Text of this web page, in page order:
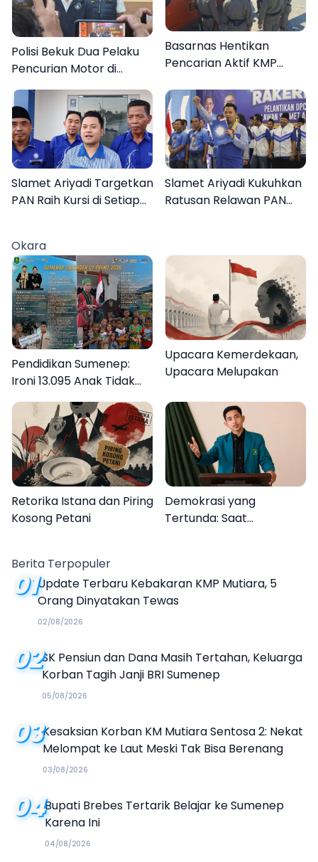
Polisi Bekuk Dua Pelaku
Pencurian Motor di
Bajrasokah Sampang
Basarnas Hentikan
Pencarian Aktif KMP
Orang Masih Hilang
Slamet Ariyadi Targetkan
PAN Raih Kursi di Setiap
Slamet Ariyadi Kukuhkan
Ratusan Relawan PAN
Rakyat
Okara
Pendidikan Sumenep:
Ironi 13.095 Anak Tidak
Sekolah Menyaksikan
Semarak Festival
Kalender Event 2026
Upacara Kemerdekaan,
Upacara Melupakan
Retorika Istana dan Piring
Kosong Petani
Demokrasi yang
Tertunda: Saat
Berita Terpopuler
01Update Terbaru Kebakaran KMP Mutiara, 5
Orang Dinyatakan Tewas
02/08/2026
02SK Pensiun dan Dana Masih Tertahan, Keluarga
Korban Tagih Janji BRI Sumenep
05/08/2026
03Kesaksian Korban KM Mutiara Sentosa 2: Nekat
Melompat ke Laut Meski Tak Bisa Berenang
03/08/2026
04Bupati Brebes Tertarik Belajar ke Sumenep
Karena Ini
04/08/2026